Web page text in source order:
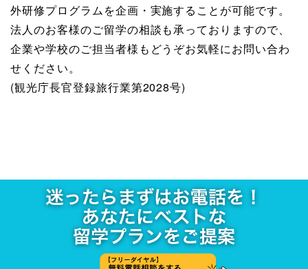
外研修プログラムを企画・実施することが可能です。
法人のお客様のご留学の相談も承っておりますので、
企業や学校のご担当者様もどうぞお気軽にお問い合わ
せください。
(観光庁長官登録旅行業第2028号)